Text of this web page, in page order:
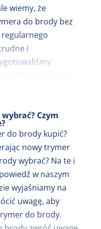
wiemy, że
do brody bez
i
kątem jakości
ergonomii,
w
krokiem
Recenzje
w
forach
stronach
Czym
do brody kupić?
nowy trymer
wybrać? Na te i
w naszym
wyjaśniamy na
uwagę, aby
do brody.